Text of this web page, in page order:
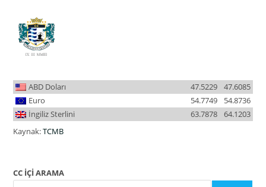
ABD Doları 47.6085
47.5229
Euro
54.8736
54.7749
İngiliz Sterlini
64.1203
63.7878
Kaynak:TCMB
CC İÇİ ARAMA